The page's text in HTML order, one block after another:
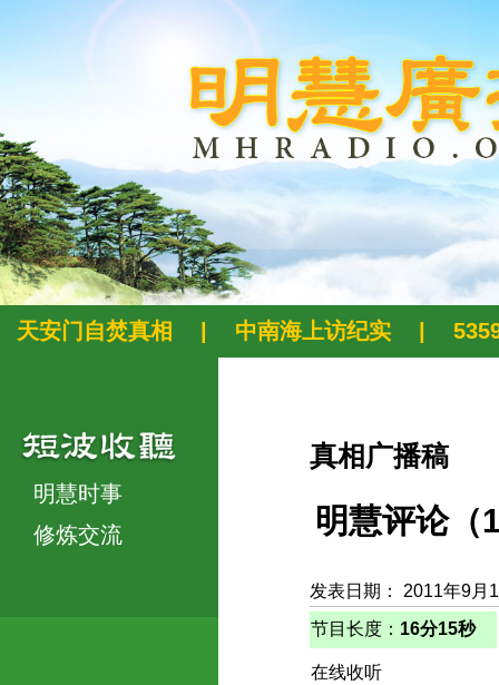
天安门自焚真相 中南海上访纪实
明慧时事
修炼交流
真相广播稿
明慧评论（
发表日期： 2011年9月
节目长度： 16分15秒
在线收听